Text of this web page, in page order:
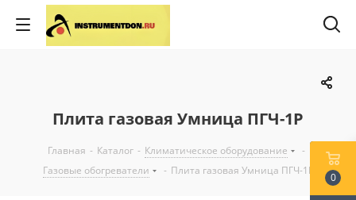
Плита газовая Умница ПГЧ-1Р
Главная - Каталог - Климатическое оборудование
-
Газовые обогреватели
- Плита газовая Умница ПГЧ-1Р
0